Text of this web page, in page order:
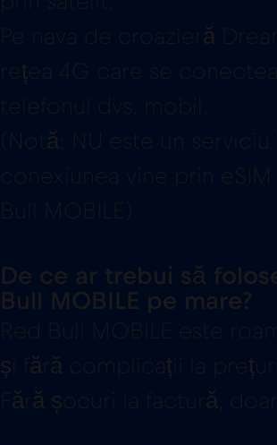
Pe nava de croazieră
rețea 4G care se
telefonul dvs. mobil.
(Notă: NU este un serviciu
conexiunea vine prin eSIM
Bull MOBILE)
De ce ar trebui să
Bull MOBILE pe mare?
Red Bull MOBILE este
și fără complicații la
Fără șocuri la factură,